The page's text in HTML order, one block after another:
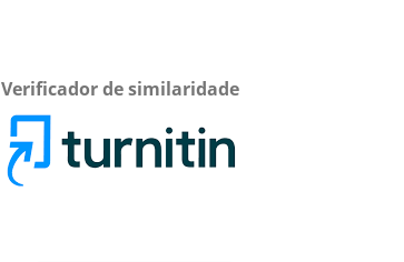
Verificador de similaridade